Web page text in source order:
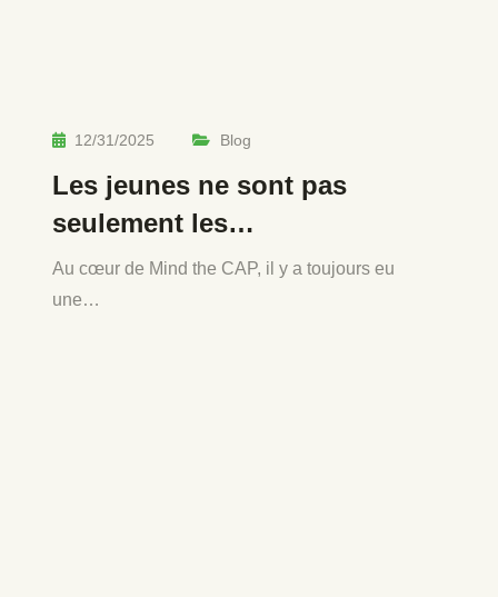
12/31/2025 Blog
Les jeunes ne sont pas
seulement les…
Au cœur de Mind the CAP, il y a toujours eu
une…